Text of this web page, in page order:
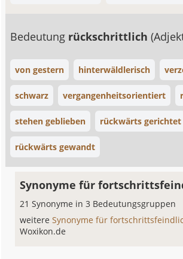
Bedeutung rückschrittlich
von gestern hinterwäldlerisch
schwarz vergangenheitsorientiert
stehen geblieben rückwärts gerichtet
rückwärts gewandt
Synonyme für
21 Synonyme in 3 Bedeutungsgruppen
weitereSynonyme für
Woxikon.de